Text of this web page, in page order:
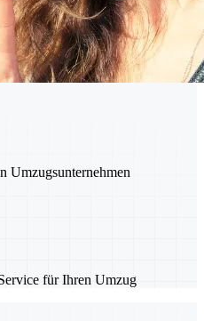
Umzugsunternehmen
für Ihren Umzug